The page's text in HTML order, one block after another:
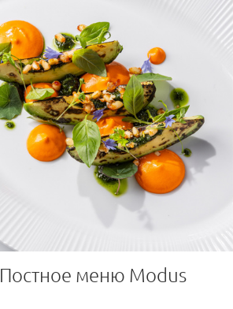
Постное меню Modus